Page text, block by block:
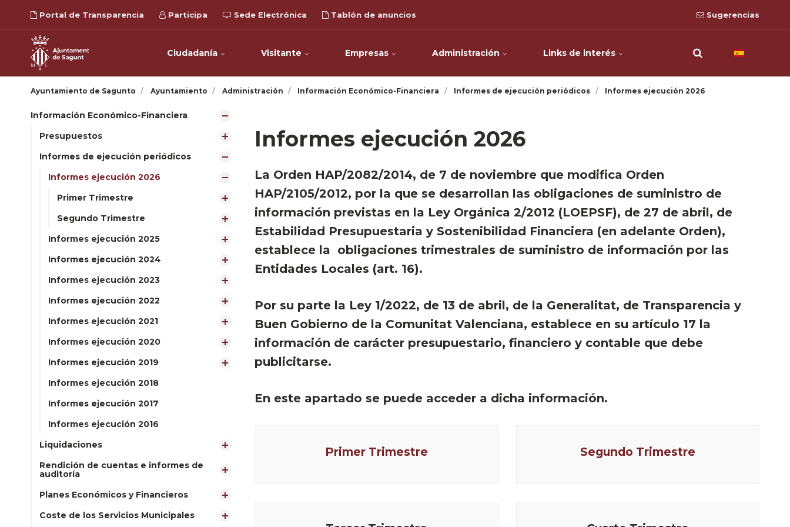
Portal de Transparencia Participa Sede Electrónica Tablón de anuncios Sugerencias
Ciudadanía Visitante Empresas Administración Links de interés
Ayuntamiento de Sagunto Ayuntamiento Administración Información Económico-Financiera Informes de ejecución periódicos Informes ejecución 2026
Información Económico-Financiera
Presupuestos
Informes de ejecución periódicos
Informes ejecución 2026
Primer Trimestre
Segundo Trimestre
Informes ejecución 2025
Informes ejecución 2024
Informes ejecución 2023
Informes ejecución 2022
Informes ejecución 2021
Informes ejecución 2020
Informes ejecución 2019
Informes ejecución 2018
Informes ejecución 2017
Informes ejecución 2016
Liquidaciones
Rendición de cuentas e informes de
auditoría
Planes Económicos y Financieros
Coste de los Servicios Municipales
Informes ejecución 2026
La Orden HAP/2082/2014, de 7 de noviembre que modifica Orden
HAP/2105/2012, por la que se desarrollan las obligaciones de suministro de
información previstas en la Ley Orgánica 2/2012 (LOEPSF), de 27 de abril, de
Estabilidad Presupuestaria y Sostenibilidad Financiera (en adelante Orden),
establece la obligaciones trimestrales de suministro de información por las
Entidades Locales (art. 16).
Por su parte la Ley 1/2022, de 13 de abril, de la Generalitat, de Transparencia y
Buen Gobierno de la Comunitat Valenciana, establece en su artículo 17 la
información de carácter presupuestario, financiero y contable que debe
publicitarse.
En este apartado se puede acceder a dicha información.
Primer Trimestre Segundo Trimestre